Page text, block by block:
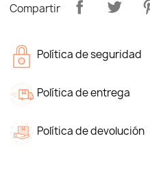
Compartir
Política de seguridad
Política de entrega
Política de devolución